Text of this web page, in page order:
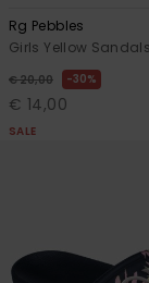
Rg Pebbles
Girls Yellow Sandals
€ 20,00 30%
€ 14,00
SALE